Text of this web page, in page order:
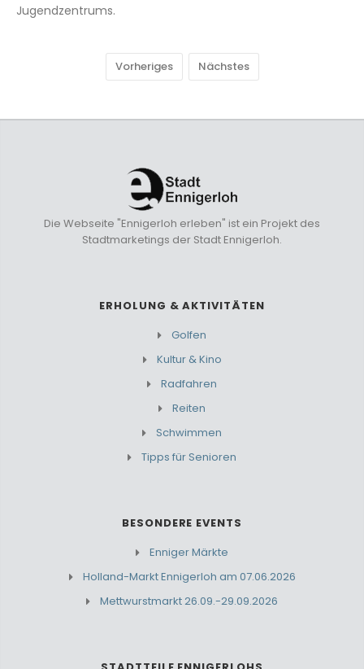
Jugendzentrums.
Vorheriges Nächstes
Die Webseite "Ennigerloh erleben" ist ein Projekt des
Stadtmarketings der Stadt Ennigerloh.
ERHOLUNG & AKTIVITÄTEN
Golfen
Kultur & Kino
Radfahren
Reiten
Schwimmen
Tipps für Senioren
BESONDERE EVENTS
Enniger Märkte
Holland-Markt Ennigerloh am 07.06.2026
Mettwurstmarkt 26.09.-29.09.2026